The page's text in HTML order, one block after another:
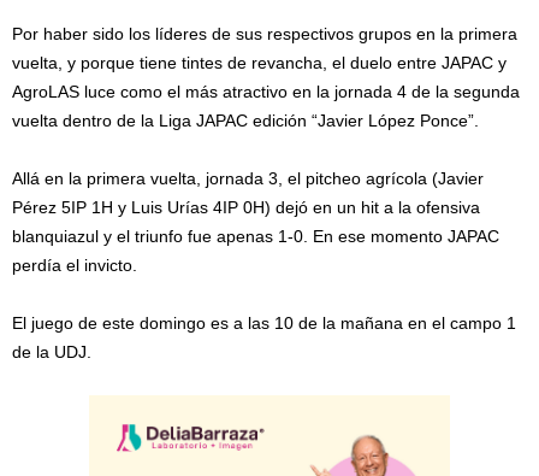
Por haber sido los líderes de sus respectivos grupos en la primera
vuelta, y porque tiene tintes de revancha, el duelo entre JAPAC y
AgroLAS luce como el más atractivo en la jornada 4 de la segunda
vuelta dentro de la Liga JAPAC edición “Javier López Ponce”.
Allá en la primera vuelta, jornada 3, el pitcheo agrícola (Javier
Pérez 5IP 1H y Luis Urías 4IP 0H) dejó en un hit a la ofensiva
blanquiazul y el triunfo fue apenas 1-0. En ese momento JAPAC
perdía el invicto.
El juego de este domingo es a las 10 de la mañana en el campo 1
de la UDJ.